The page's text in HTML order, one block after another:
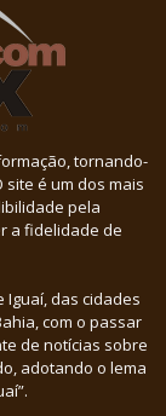
tornando-
é um dos mais
pela
a fidelidade de
Iguaí, das cidades
com o passar
de notícias sobre
adotando o lema